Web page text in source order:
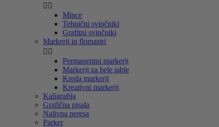
 
Mince
Tehnični svinčniki
Grafitni svinčniki
Markerji in flomastri
 
Permanentni markerji
Markerji za bele table
Kreda markerji
Kreativni markerji
Kaligrafija
Grafična pisala
Nalivna peresa
Parker